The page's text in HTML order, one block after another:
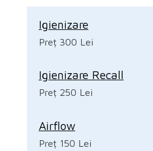
Igienizare
Preț 300 Lei
Igienizare Recall
Preț 250 Lei
Airflow
Preț 150 Lei